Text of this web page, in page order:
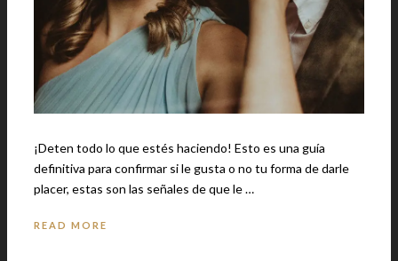
¡Deten todo lo que estés haciendo! Esto es una guía
definitiva para confirmar si le gusta o no tu forma de darle
placer, estas son las señales de que le …
READ MORE